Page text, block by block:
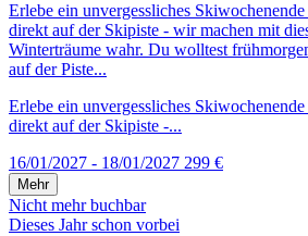
Erlebe ein unvergessliches
direkt auf der Skipiste - wir machen mit
Winterträume wahr. Du wolltest
auf der Piste...
Erlebe ein unvergessliches
direkt auf der Skipiste -...
16/01/2027 - 18/01/2027 299 €
Mehr
Nicht mehr buchbar
Dieses Jahr schon vorbei